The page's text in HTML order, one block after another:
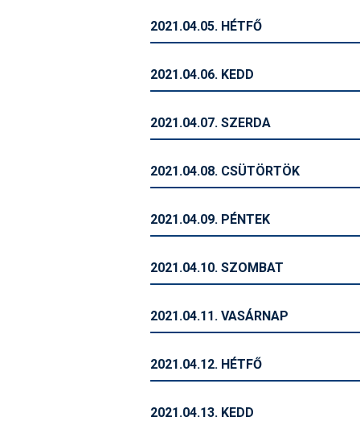
2021.04.05. HÉTFŐ
2021.04.06. KEDD
2021.04.07. SZERDA
2021.04.08. CSÜTÖRTÖK
2021.04.09. PÉNTEK
2021.04.10. SZOMBAT
2021.04.11. VASÁRNAP
2021.04.12. HÉTFŐ
2021.04.13. KEDD